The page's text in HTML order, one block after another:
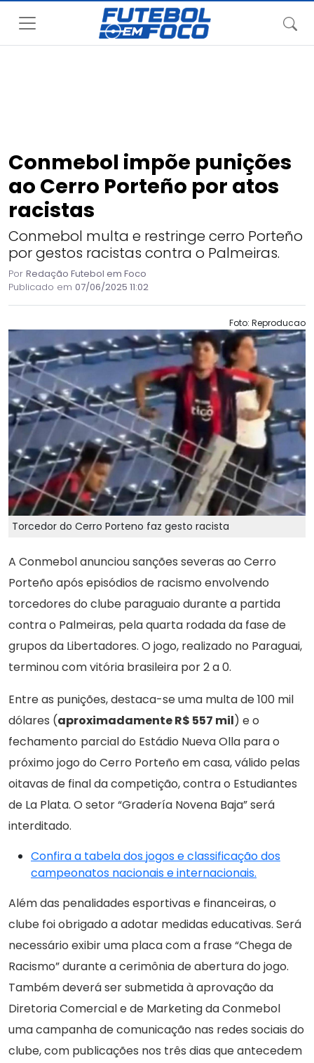
Conmebol impõe punições
ao Cerro Porteño por atos
racistas
Conmebol multa e restringe cerro Porteño
por gestos racistas contra o Palmeiras.
Por Redação Futebol em Foco
Publicado em 07/06/2025 11:02
Foto: Reproducao
Torcedor do Cerro Porteno faz gesto racista
A Conmebol anunciou sanções severas ao Cerro
Porteño após episódios de racismo envolvendo
torcedores do clube paraguaio durante a partida
contra o Palmeiras, pela quarta rodada da fase de
grupos da Libertadores. O jogo, realizado no Paraguai,
terminou com vitória brasileira por 2 a 0.
Entre as punições, destaca-se uma multa de 100 mil
dólares (aproximadamente R$ 557 mil) e o
fechamento parcial do Estádio Nueva Olla para o
próximo jogo do Cerro Porteño em casa, válido pelas
oitavas de final da competição, contra o Estudiantes
de La Plata. O setor “Gradería Novena Baja” será
interditado.
Confira a tabela dos jogos e classificação dos
campeonatos nacionais e internacionais.
Além das penalidades esportivas e financeiras, o
clube foi obrigado a adotar medidas educativas. Será
necessário exibir uma placa com a frase “Chega de
Racismo” durante a cerimônia de abertura do jogo.
Também deverá ser submetida à aprovação da
Diretoria Comercial e de Marketing da Conmebol
uma campanha de comunicação nas redes sociais do
clube, com publicações nos três dias que antecedem